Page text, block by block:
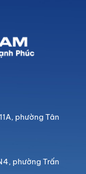
phường Tân
phường Trấn